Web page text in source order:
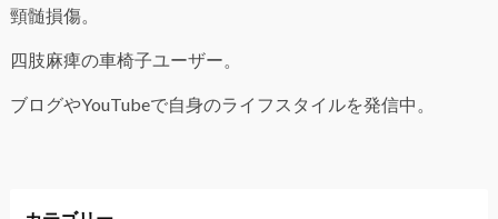
頸髄損傷。
四肢麻痺の車椅子ユーザー。
ブログやYouTubeで自身のライフスタイルを発信中。